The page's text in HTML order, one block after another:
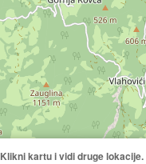
Klikni kartu i vidi druge lokacije.